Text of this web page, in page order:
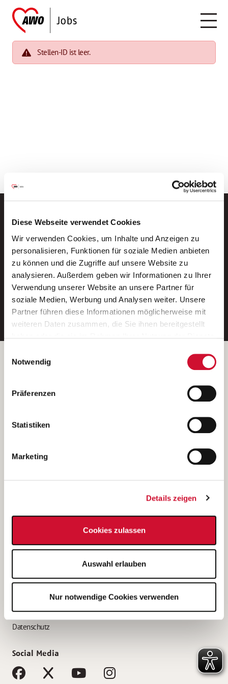
Diese Webseite verwendet Cookies
Wir verwenden Cookies, um Inhalte und Anzeigen zu
personalisieren, Funktionen für soziale Medien anbieten
zu können und die Zugriffe auf unsere Website zu
analysieren. Außerdem geben wir Informationen zu Ihrer
Verwendung unserer Website an unsere Partner für
soziale Medien, Werbung und Analysen weiter. Unsere
Partner führen diese Informationen möglicherweise mit
weiteren Daten zusammen, die Sie ihnen bereitgestellt
Wenn Sie auf „Cookies zulassen“ klicken, so stimmen
Sie der Speicherung sämtlicher Cookies zu. Sie können
Ihre Einwilligung selbstverständlich jederzeit widerrufen,
indem Sie die Cookie-Einstellungen aufrufen und diese
unsererDatenschutzerklärung
Notwendig
Präferenzen
Statistiken
Marketing
Details zeigen
Cookies zulassen
Auswahl erlauben
Nur notwendige Cookies verwenden
Stellen-ID ist leer.
Neue Stellen per E-Mail.
Ein kostenloser Service von AWO
Jobs.
E-Mail-Adresse eintragen
Betreiber der Webseite
Kantstraße 45a
(Ein Tochterunternehmen des AWO Bezirksverbandes Unterfranken
e.V.)
Bewerbung als Altenpflegehelfer*in
Bewerbung als Erzieher*in
AWO Gliederungen nach Bundesland
Impressum
Datenschutz
Social Media